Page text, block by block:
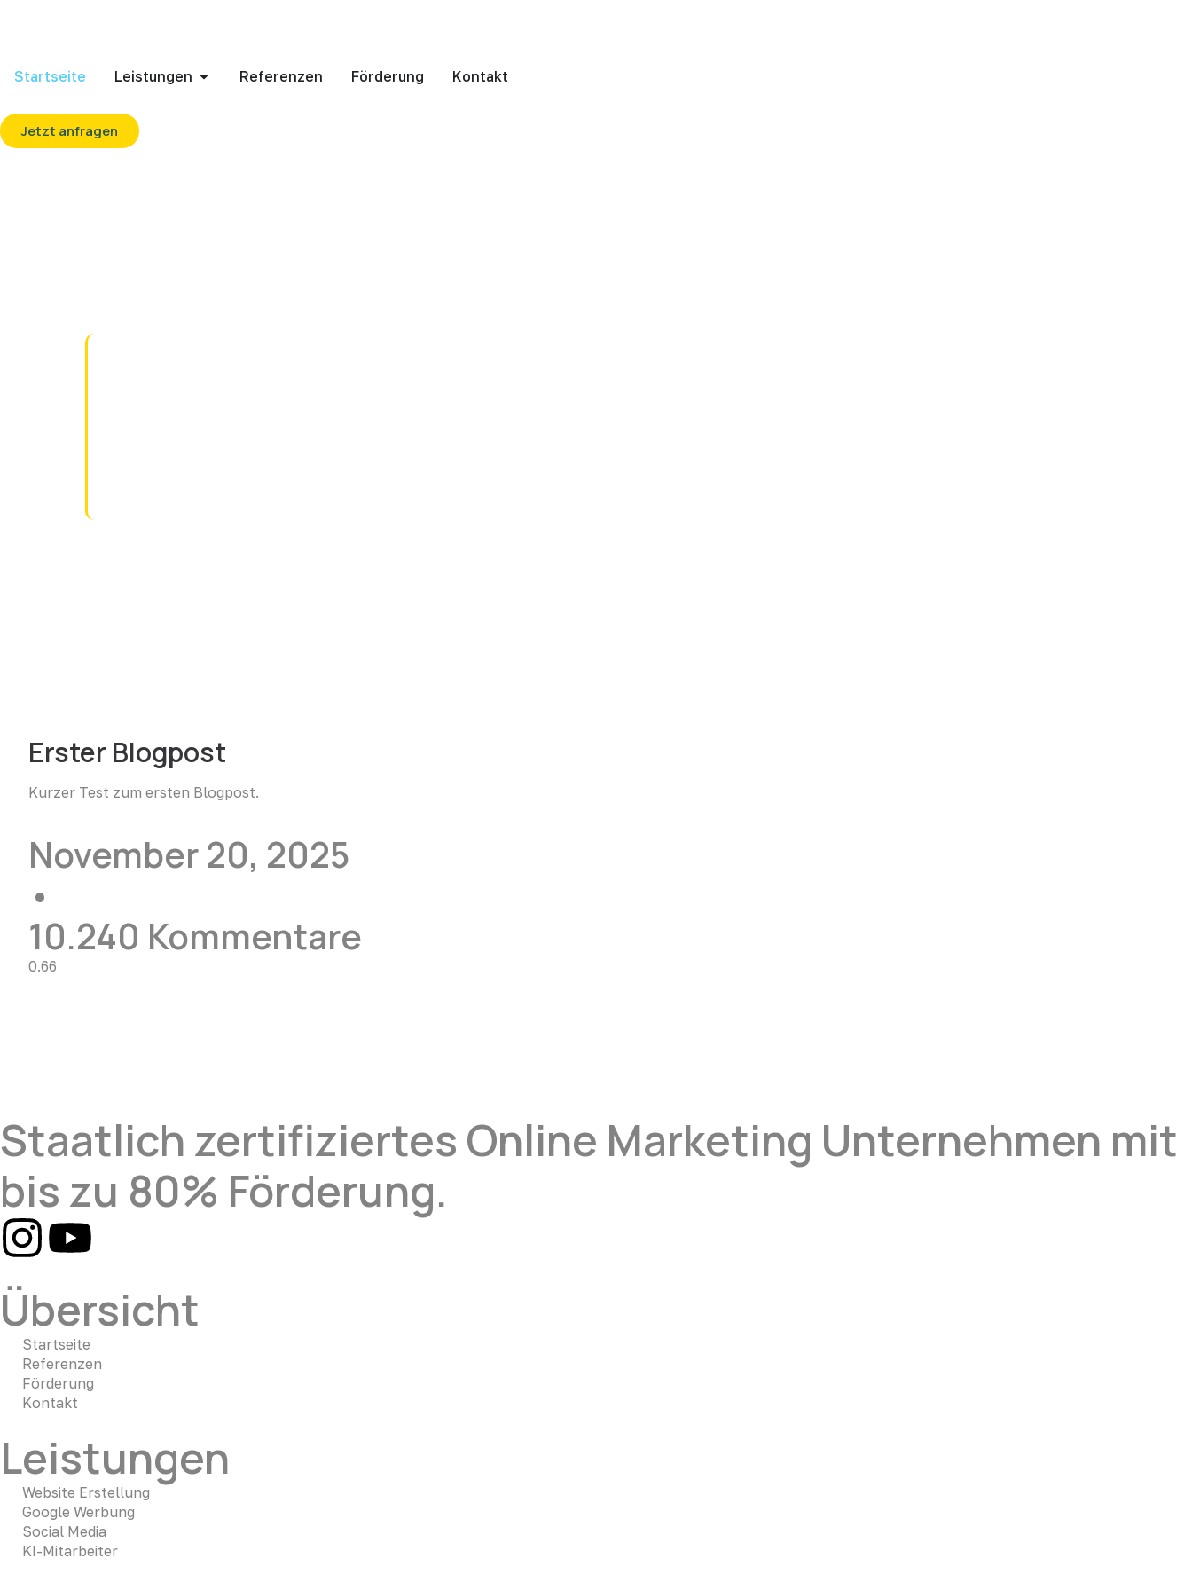
Startseite Leistungen Referenzen Förderung Kontakt
Jetzt anfragen
Erster Blogpost
Kurzer Test zum ersten Blogpost.
November 20, 2025
10.240 Kommentare
Staatlich zertifiziertes Online Marketing Unternehmen mit
bis zu 80% Förderung.
Übersicht
Startseite
Referenzen
Förderung
Kontakt
Leistungen
Website Erstellung
Google Werbung
Social Media
KI-Mitarbeiter